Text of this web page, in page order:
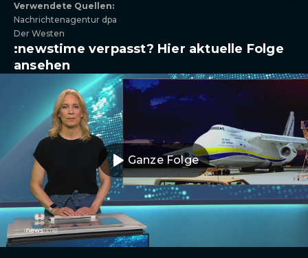
Verwendete Quellen:
Nachrichtenagentur dpa
Der Westen
:newstime verpasst? Hier aktuelle Folge
ansehen
Ganze Folge